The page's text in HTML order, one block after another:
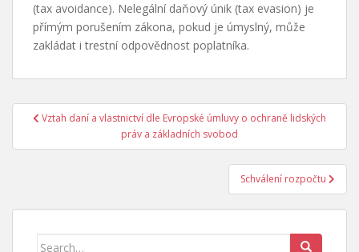
(tax avoidance). Nelegální daňový únik (tax evasion) je
přímým porušením zákona, pokud je úmyslný, může
zakládat i trestní odpovědnost poplatníka.
Navigace
příspěvek
Vztah daní a vlastnictví dle Evropské úmluvy o ochraně lidských
práv a základních svobod
Schválení rozpočtu
Search